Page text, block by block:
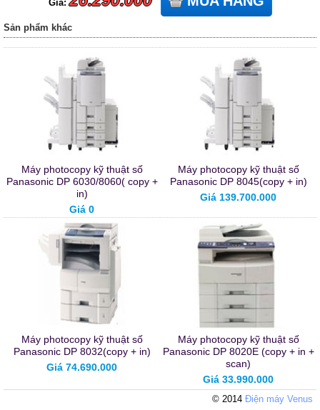
Giá:
Sản phẩm khác
Máy photocopy kỹ thuật số
Panasonic DP 6030/8060( copy +
in)
Giá 0
Máy photocopy kỹ thuật số
Panasonic DP 8045(copy + in)
Giá 139.700.000
Máy photocopy kỹ thuật số
Panasonic DP 8032(copy + in)
Giá 74.690.000
Máy photocopy kỹ thuật số
Panasonic DP 8020E (copy + in +
scan)
Giá 33.990.000
© 2014 Điện máy Venus